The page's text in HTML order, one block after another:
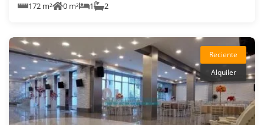
172 m² 0 m² 1 2
Reciente
Alquiler